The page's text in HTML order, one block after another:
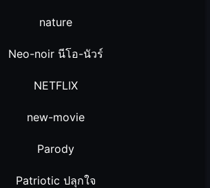
nature
Neo-noir นีโอ-นัวร์
NETFLIX
new-movie
Parody
Patriotic ปลุกใจ